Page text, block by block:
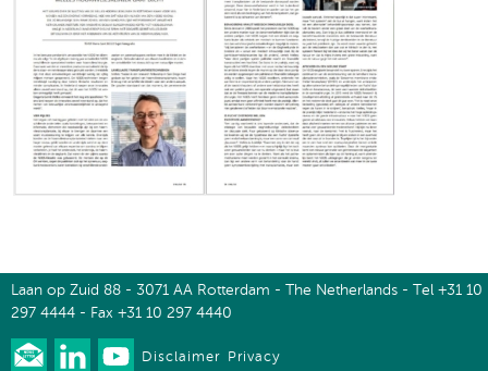
Laan op Zuid 88 - 3071 AA Rotterdam - The Netherlands - Tel +31 10
297 4444 - Fax +31 10 297 4440
Disclaimer Privacy